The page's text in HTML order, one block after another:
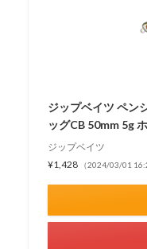
ジップベイツ ペン
ッグCB 50mm 5g
ジップベイツ
¥1,428
（2024/03/01